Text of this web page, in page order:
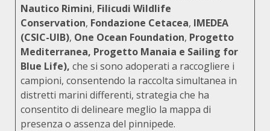
Nautico Rimini, Filicudi Wildlife
Conservation, Fondazione Cetacea, IMEDEA
(CSIC-UIB), One Ocean Foundation, Progetto
Mediterranea, Progetto Manaia e Sailing for
Blue Life), che si sono adoperati a raccogliere i
campioni, consentendo la raccolta simultanea in
distretti marini differenti, strategia che ha
consentito di delineare meglio la mappa di
presenza o assenza del pinnipede.